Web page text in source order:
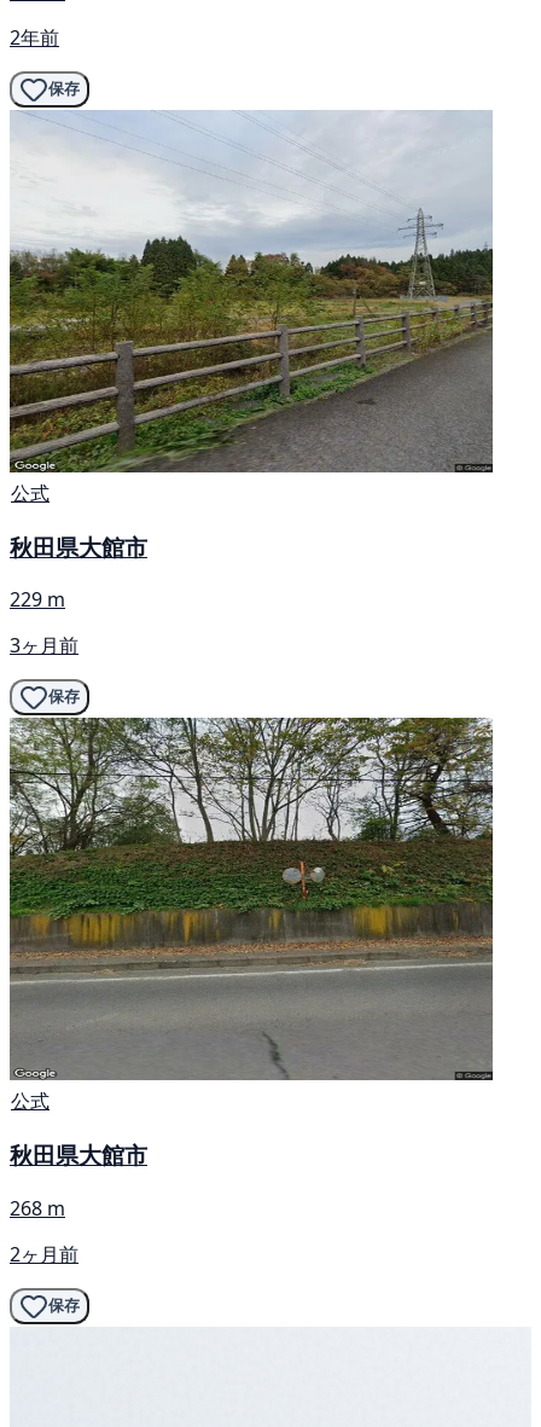
2年前
保存
公式
秋田県大館市
229 m
3ヶ月前
保存
公式
秋田県大館市
268 m
2ヶ月前
保存